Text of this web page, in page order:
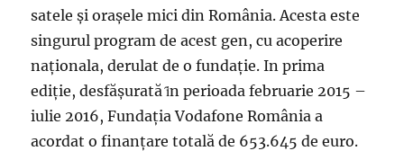
satele şi oraşele mici din România. Acesta este
singurul program de acest gen, cu acoperire
naţionala, derulat de o fundaţie. In prima
ediţie, desfăşurată ȋn perioada februarie 2015 –
iulie 2016, Fundaţia Vodafone România a
acordat o finanţare totală de 653.645 de euro.